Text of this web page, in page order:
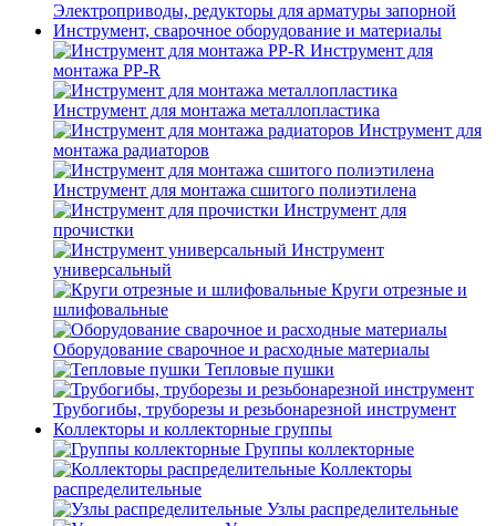
Электроприводы, редукторы для арматуры запорной
Инструмент, сварочное оборудование и материалы
Инструмент для
монтажа PP-R
Инструмент для монтажа металлопластика
Инструмент для
монтажа радиаторов
Инструмент для монтажа сшитого полиэтилена
Инструмент для
прочистки
Инструмент
универсальный
Круги отрезные и
шлифовальные
Оборудование сварочное и расходные материалы
Тепловые пушки
Трубогибы, труборезы и резьбонарезной инструмент
Коллекторы и коллекторные группы
Группы коллекторные
Коллекторы
распределительные
Узлы распределительные